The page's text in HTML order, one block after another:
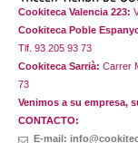
Cookiteca Valencia 223:
Cookiteca Poble
Tlf. 93 205 93 73
Cookiteca Sarrià: Carrer
73
Venimos a su empresa,
CONTACTO:
E-mail: